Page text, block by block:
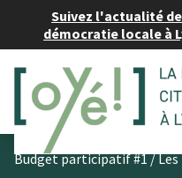
Suivez l'actualité
démocratie locale à
Budget participatif #1/Les